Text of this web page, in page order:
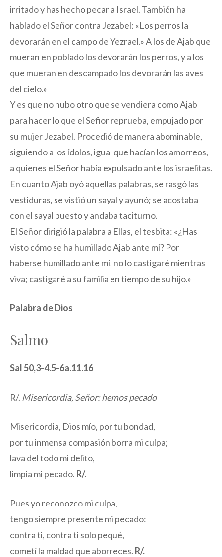
irritado y has hecho pecar a Israel. También ha
hablado el Señor contra Jezabel: «Los perros la
devorarán en el campo de Yezrael.» A los de Ajab que
mueran en poblado los devorarán los perros, y a los
que mueran en descampado los devorarán las aves
del cielo.»
Y es que no hubo otro que se vendiera como Ajab
para hacer lo que el Sefior reprueba, empujado por
su mujer Jezabel. Procedió de manera abominable,
siguiendo a los ídolos, igual que hacían los amorreos,
a quienes el Señor había expulsado ante los israelitas.
En cuanto Ajab oyó aquellas palabras, se rasgó las
vestiduras, se vistió un sayal y ayunó; se acostaba
con el sayal puesto y andaba taciturno.
El Señor dirigió la palabra a Ellas, el tesbita: «¿Has
visto cómo se ha humillado Ajab ante mí? Por
haberse humillado ante mí, no lo castigaré mientras
viva; castigaré a su familia en tiempo de su hijo.»
Palabra de Dios
Salmo
Sal 50,3-4.5-6a.11.16
R/. Misericordia, Señor: hemos pecado
Misericordia, Dios mío, por tu bondad,
por tu inmensa compasión borra mi culpa;
lava del todo mi delito,
limpia mi pecado. R/.
Pues yo reconozco mi culpa,
tengo siempre presente mi pecado:
contra ti, contra ti solo pequé,
cometí la maldad que aborreces. R/.